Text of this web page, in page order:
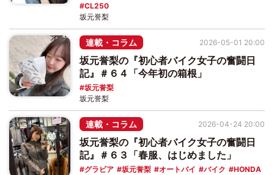
CL250
坂元誉梨
連載・コラム
坂元誉梨の『初心者バイク女子の奮闘日
記』＃６４「今年初の箱根」
坂元誉梨
2026-05-01 20:00
坂元誉梨
連載・コラム
坂元誉梨の『初心者バイク女子の奮闘日
記』＃６３「春服、はじめました」
グラビア 坂元誉梨 オートバイ バイク
HONDA
2026-04-24 20:00